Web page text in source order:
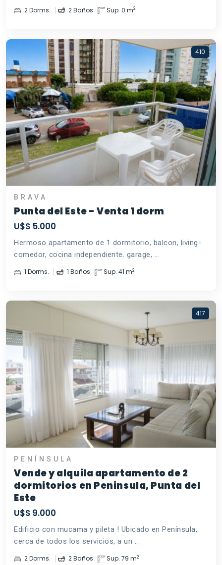
2 Dorms. 2 Baños Sup. 0 m2
410
BRAVA
Punta del Este - Venta 1 dorm
U$S 5.000
Hermoso apartamento de 1 dormitorio, balcon, living-
comedor, cocina independiente. garage, ...
1 Dorms. 1 Baños Sup. 41 m2
417
PENÍNSULA
Vende y alquila apartamento de 2
dormitorios en Peninsula, Punta del
Este
U$S 9.000
Edificio con mucama y pileta ! Ubicado en Península,
cerca de todos los servicios, a un ...
2 Dorms. 2 Baños Sup. 79 m2